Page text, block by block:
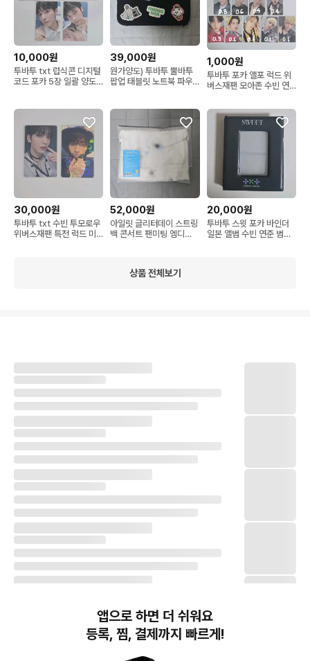
10,000원
투바투 txt 럽식콘 디지털
코드 포카 5장 일괄 양도
39,000원
원가양도) 투바투 뿔바투
팝업 태블릿 노트북 파우
1,000원
투바투 포카 앨포 럭드 위
버스재팬 모아존 수빈 연
30,000원
투바투 txt 수빈 투모로우
위버스재팬 특전 럭드 미
52,000원
아일릿 글리터데이 스트링
백 콘서트 팬미팅 엠디
20,000원
투바투 스윗 포카 바인더
일본 앨범 수빈 연준 범규
상품 전체보기
앱으로 하면 더 쉬워요
등록, 찜, 결제까지 빠르게!